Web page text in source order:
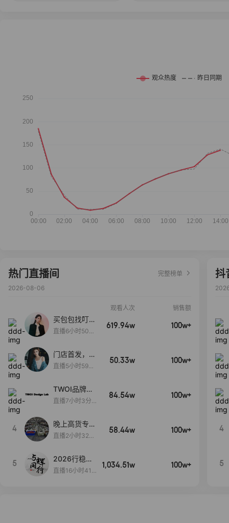
热门直播间
完整榜单
2026-08-06
观看人次 销售额
买包包找叮
当,一折购！
直播6小时50分
619.94w 100w+
门店首发，秋
款大上新！！
直播5小时59分
50.33w 100w+
TWOI品牌直
播间新款上
直播7小时3分5
84.54w 100w+
4
晚上高货专场
大放漏
直播2小时32分
58.44w 100w+
5
2026行稳致
远
直播16小时41
1,034.51w 100w+
抖
4
5